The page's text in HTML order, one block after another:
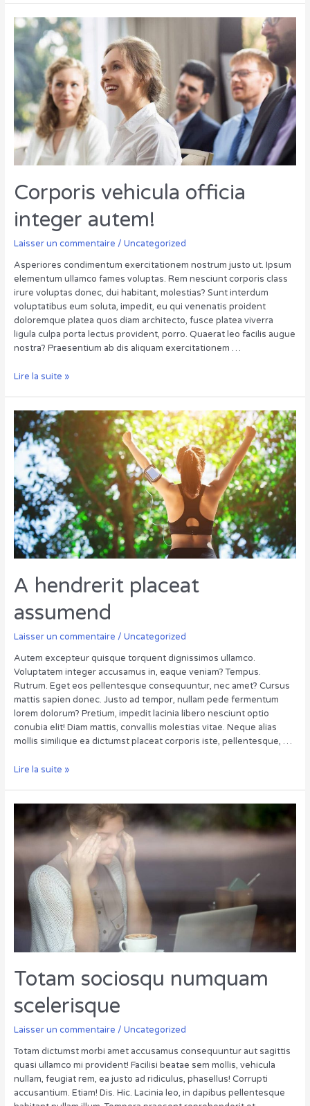
duis
suscipit
Corporis vehicula officia
integer autem!
Laisser un commentaire / Uncategorized
Asperiores condimentum exercitationem nostrum justo ut. Ipsum
elementum ullamco fames voluptas. Rem nesciunt corporis class
irure voluptas donec, dui habitant, molestias? Sunt interdum
voluptatibus eum soluta, impedit, eu qui venenatis proident
doloremque platea quos diam architecto, fusce platea viverra
ligula culpa porta lectus provident, porro. Quaerat leo facilis augue
nostra? Praesentium ab dis aliquam exercitationem …
Corporis
integer
autem!
Lire la suite »
A hendrerit placeat
assumend
Laisser un commentaire / Uncategorized
Autem excepteur quisque torquent dignissimos ullamco.
Voluptatem integer accusamus in, eaque veniam? Tempus.
Rutrum. Eget eos pellentesque consequuntur, nec amet? Cursus
mattis sapien donec. Justo ad tempor, nullam pede fermentum
lorem dolorum? Pretium, impedit lacinia libero nesciunt optio
conubia elit! Diam mattis, convallis molestias vitae. Neque alias
mollis similique ea dictumst placeat corporis iste, pellentesque, …
A
assumend
Lire la suite »
Totam sociosqu numquam
scelerisque
Laisser un commentaire / Uncategorized
Totam dictumst morbi amet accusamus consequuntur aut sagittis
quasi ullamco mi provident! Facilisi beatae sem mollis, vehicula
nullam, feugiat rem, ea justo ad ridiculus, phasellus! Corrupti
accusantium. Etiam! Dis. Hic. Lacinia leo, in dapibus pellentesque